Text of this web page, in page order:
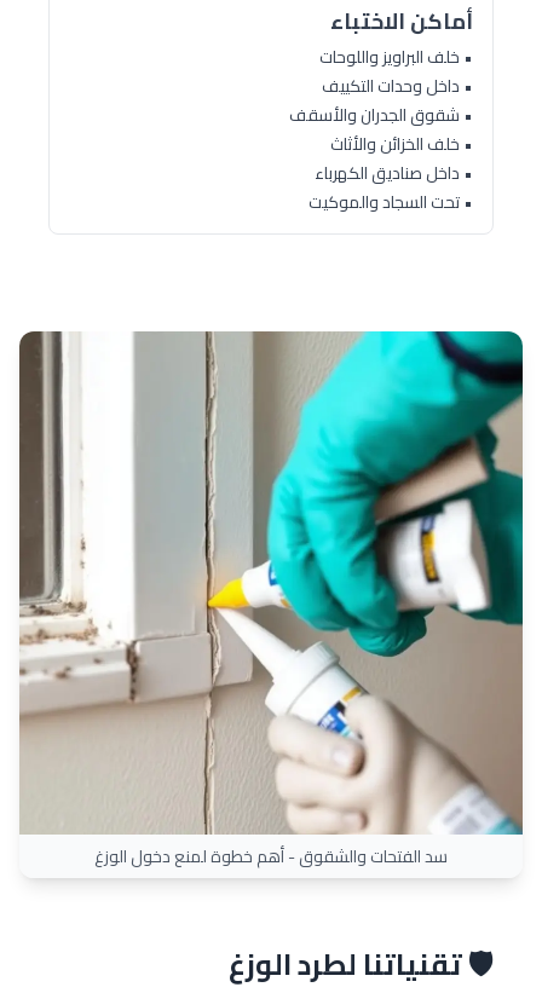
أماكن الاختباء
• خلف البراويز واللوحات
• داخل وحدات التكييف
• شقوق الجدران والأسقف
• خلف الخزائن والأثاث
• داخل صناديق الكهرباء
• تحت السجاد والموكيت
سد الفتحات والشقوق - أهم خطوة لمنع دخول الوزغ
🛡️ تقنياتنا لطرد الوزغ